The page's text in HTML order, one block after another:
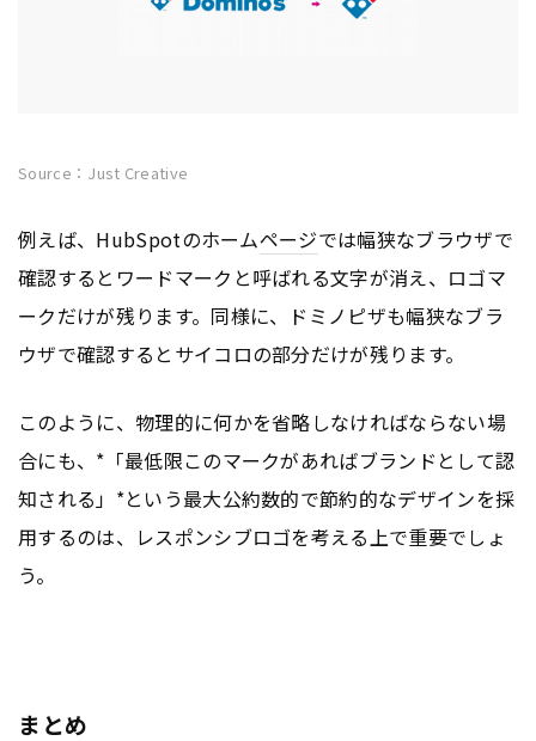
Source：Just Creative
例えば、HubSpotのホームページでは幅狭なブラウザで
確認するとワードマークと呼ばれる文字が消え、ロゴマ
ークだけが残ります。同様に、ドミノピザも幅狭なブラ
ウザで確認するとサイコロの部分だけが残ります。
このように、物理的に何かを省略しなければならない場
合にも、*「最低限このマークがあればブランドとして認
知される」*という最大公約数的で節約的なデザインを採
用するのは、レスポンシブロゴを考える上で重要でしょ
う。
まとめ